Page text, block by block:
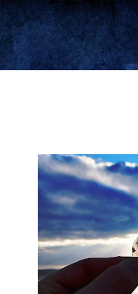
Ir al